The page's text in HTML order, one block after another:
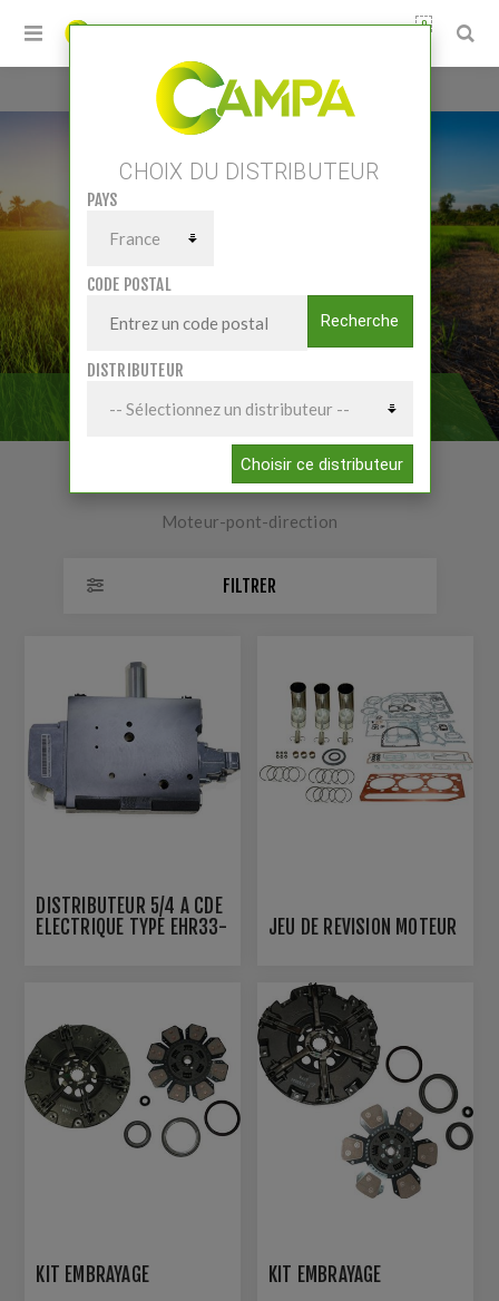
0
Accueil Pièces et accessoires
Pièces Acc Tracteurs
MOTEUR-PONT-DIRECTION
Moteur-pont-direction
FILTRER
DISTRIBUTEUR 5/4 A CDE
ELECTRIQUE TYPE EHR33-
JEU DE RÉVISION MOTEUR
KIT EMBRAYAGE KIT EMBRAYAGE
CHOIX DU DISTRIBUTEUR
PAYS
CODE POSTAL
Recherche
DISTRIBUTEUR
Choisir ce distributeur